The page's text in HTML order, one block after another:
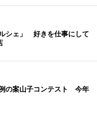
シェ」 好きを仕事にして
の案山子コンテスト 今年